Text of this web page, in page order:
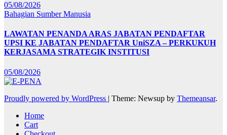
05/08/2026
Bahagian Sumber Manusia
LAWATAN PENANDA ARAS JABATAN PENDAFTAR
UPSI KE JABATAN PENDAFTAR UniSZA – PERKUKUH
KERJASAMA STRATEGIK INSTITUSI
05/08/2026
Proudly powered by WordPress | Theme: Newsup by Themeansar.
Home
Cart